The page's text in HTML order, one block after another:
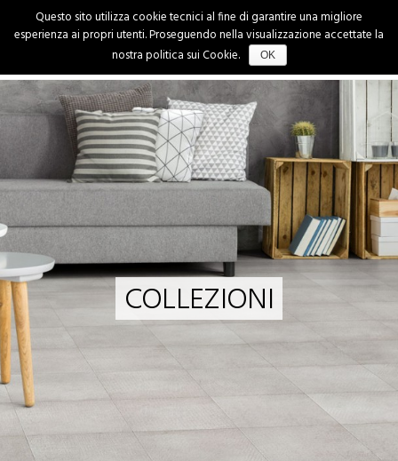
HOME
COLLEZIONI
CATALOGHI
DOCUMENTAZIONE
PROFILO AZIENDACOLLEZIONI
Questo sito utilizza cookie tecnici al fine di garantire una migliore
esperienza ai propri utenti. Proseguendo nella visualizzazione accettate la
nostra politica sui Cookie.
OK